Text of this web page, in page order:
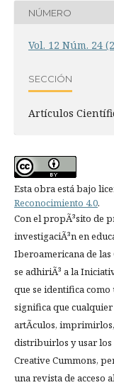
NÚMERO
Vol. 12 Núm. 24
SECCIÓN
Artículos
Esta obra está bajo
Reconocimiento 4.0.
Con el propÃ³sito de
investigaciÃ³n en
Iberoamericana de las
se adhiriÃ³ a la
que se identifica como
significa que
artÃ­culos,
distribuirlos y usar los
Creative Cummons,
una revista de acceso